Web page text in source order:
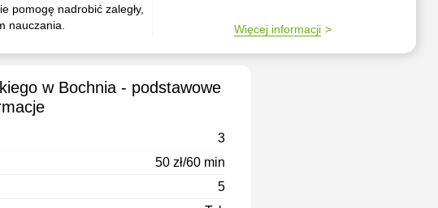
pomogę nadrobić zaległy,
nauczania.
Więcej informacji
w Bochnia - podstawowe
3
50 zł/60 min
5